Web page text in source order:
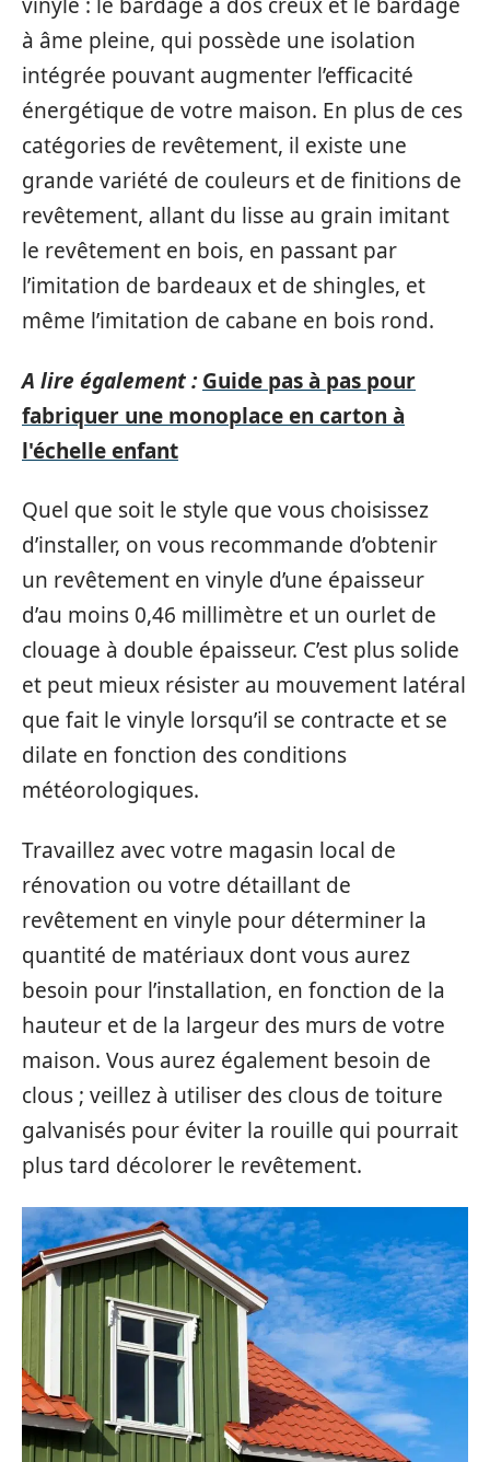
à âme pleine, qui possède une isolation
intégrée pouvant augmenter l’efficacité
énergétique de votre maison. En plus de ces
catégories de revêtement, il existe une
grande variété de couleurs et de finitions de
revêtement, allant du lisse au grain imitant
le revêtement en bois, en passant par
l’imitation de bardeaux et de shingles, et
même l’imitation de cabane en bois rond.
A lire également : Guide pas à pas pour
fabriquer une monoplace en carton à
l'échelle enfant
Quel que soit le style que vous choisissez
d’installer, on vous recommande d’obtenir
un revêtement en vinyle d’une épaisseur
d’au moins 0,46 millimètre et un ourlet de
clouage à double épaisseur. C’est plus solide
et peut mieux résister au mouvement latéral
que fait le vinyle lorsqu’il se contracte et se
dilate en fonction des conditions
météorologiques.
Travaillez avec votre magasin local de
rénovation ou votre détaillant de
revêtement en vinyle pour déterminer la
quantité de matériaux dont vous aurez
besoin pour l’installation, en fonction de la
hauteur et de la largeur des murs de votre
maison. Vous aurez également besoin de
clous ; veillez à utiliser des clous de toiture
galvanisés pour éviter la rouille qui pourrait
plus tard décolorer le revêtement.